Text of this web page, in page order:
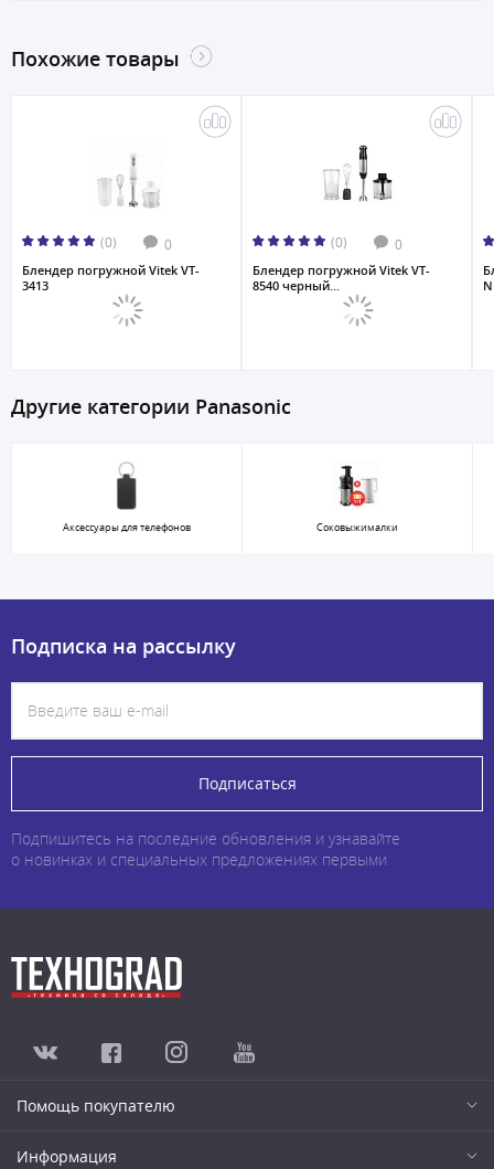
Похожие товары
(0) 0
Блендер погружной Vitek VT-
3413
(0) 0
Блендер погружной Vitek VT-
8540 черный...
Другие категории Panasonic
Аксессуары для телефонов Соковыжималки
Подписка на рассылку
Подписаться
Подпишитесь на последние обновления и узнавайте
о новинках и специальных предложениях первыми
Помощь покупателю
Информация